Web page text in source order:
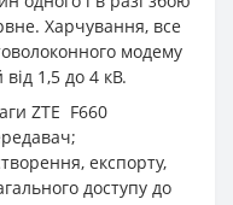
Харчування, все
модему
1,5 до 4 кВ.
ZTE F660
експорту,
доступу до